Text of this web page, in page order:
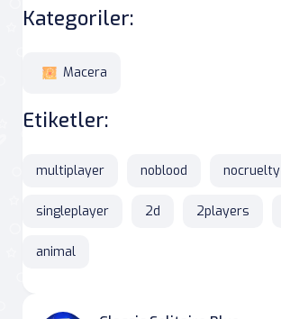
Kategoriler:
Macera
Etiketler:
multiplayer noblood nocruelty
singleplayer 2d 2players
animal